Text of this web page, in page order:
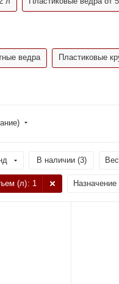
ведра Пластиковые
В наличии (3)
(л): 1 Назначение